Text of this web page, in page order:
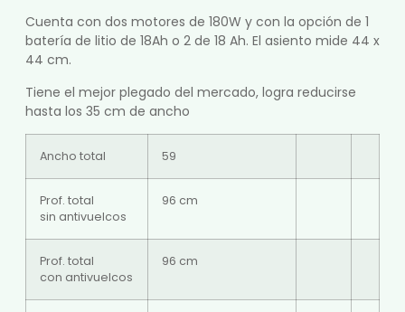
Cuenta con dos motores de 180W y con la opción de 1
batería de litio de 18Ah o 2 de 18 Ah. El asiento mide 44 x
44 cm.
Tiene el mejor plegado del mercado, logra reducirse
hasta los 35 cm de ancho
Ancho total 59
Prof. total
sin antivuelcos
96 cm
Prof. total
con antivuelcos
96 cm